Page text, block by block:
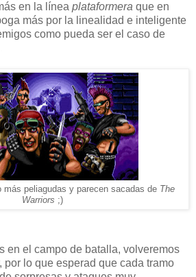
en la línea plataformera que en
más por la linealidad e inteligente
como pueda ser el caso de
más peliagudas y parecen sacadas de The
Warriors ;)
en el campo de batalla, volveremos
por lo que esperad que cada tramo